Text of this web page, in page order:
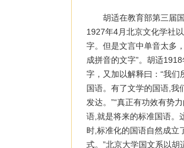
胡适在教育部第三届
1927年4月北京文化学社
字。但是文言中单音太多
成拼音的文字”。胡适
字，又加以解释曰：“我
国语。有了文学的国语,我
发达。”“真正有功效有势
语,就是将来的标准国语。
时,标准化的国语自然成立
式。”北京大学国文系以